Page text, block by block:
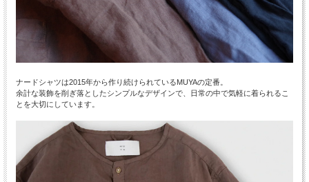
ナードシャツは2015年から作り続けられているMUYAの定番。
余計な装飾を削ぎ落としたシンプルなデザインで、日常の中で気軽に着られるこ
とを大切にしています。